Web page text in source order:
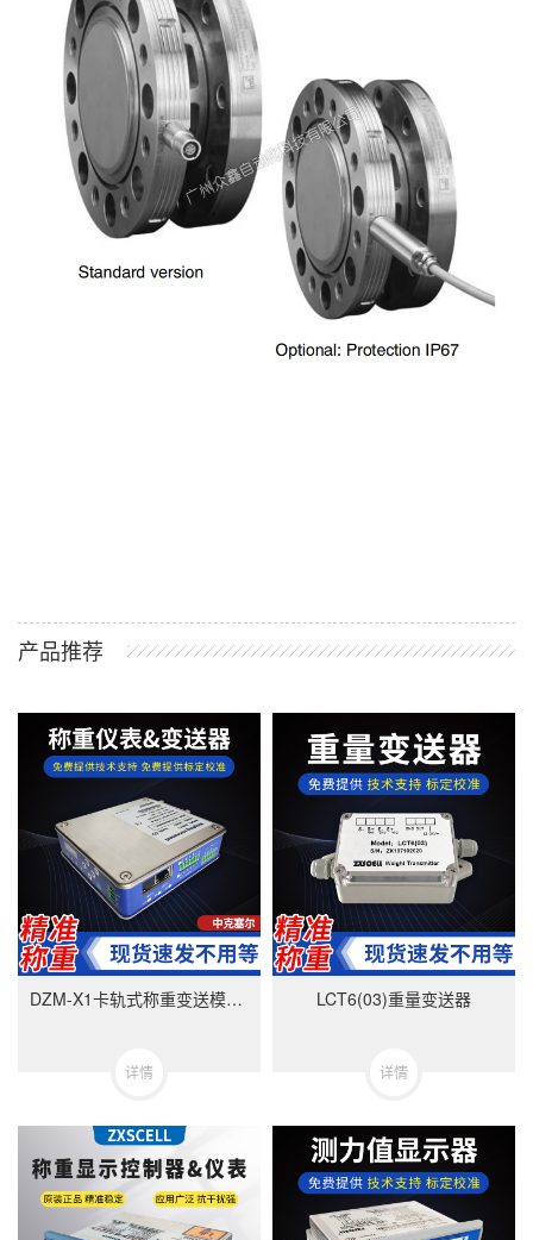
产品推荐
DZM-X1卡轨式称重变送模块-美国中克塞尔品牌
详情
LCT6(03)重量变送器
详情